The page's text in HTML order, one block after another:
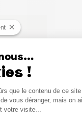
!
que le contenu de ce site
vous déranger, mais on
votre visite...
Axeptio consent